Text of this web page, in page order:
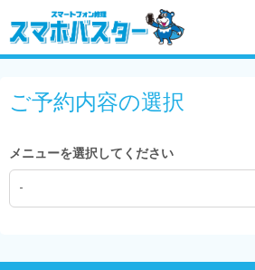
ご予約内容の選択
メニューを選択してください
-